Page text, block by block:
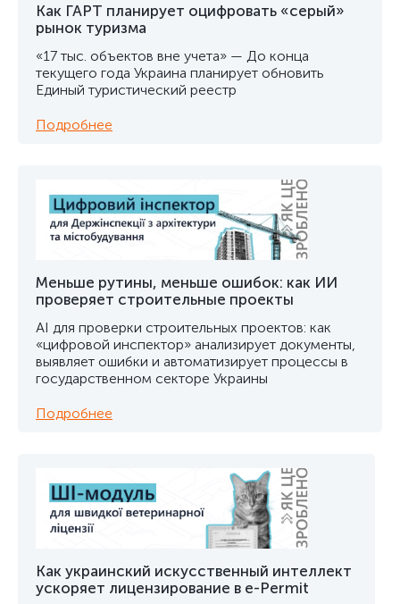
Как ГАРТ планирует оцифровать «серый»
рынок туризма
«17 тыс. объектов вне учета» — До конца
текущего года Украина планирует обновить
Единый туристический реестр
Подробнее
Меньше рутины, меньше ошибок: как ИИ
проверяет строительные проекты
AI для проверки строительных проектов: как
«цифровой инспектор» анализирует документы,
выявляет ошибки и автоматизирует процессы в
государственном секторе Украины
Подробнее
Как украинский искусственный интеллект
ускоряет лицензирование в e-Permit